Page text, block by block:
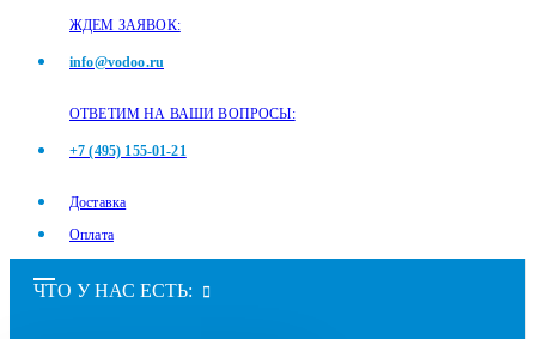
ЖДЕМ ЗАЯВОК:
info@vodoo.ru
ОТВЕТИМ НА ВАШИ ВОПРОСЫ:
+7 (495) 155-01-21
Доставка
Оплата
ЧТО У НАС ЕСТЬ: